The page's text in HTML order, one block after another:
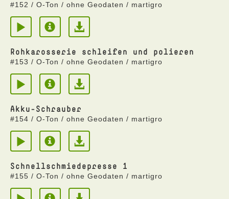
#152 / O-Ton / ohne Geodaten / martigro
Rohkarosserie schleifen und polieren
#153 / O-Ton / ohne Geodaten / martigro
Akku-Schrauber
#154 / O-Ton / ohne Geodaten / martigro
Schnellschmiedepresse 1
#155 / O-Ton / ohne Geodaten / martigro